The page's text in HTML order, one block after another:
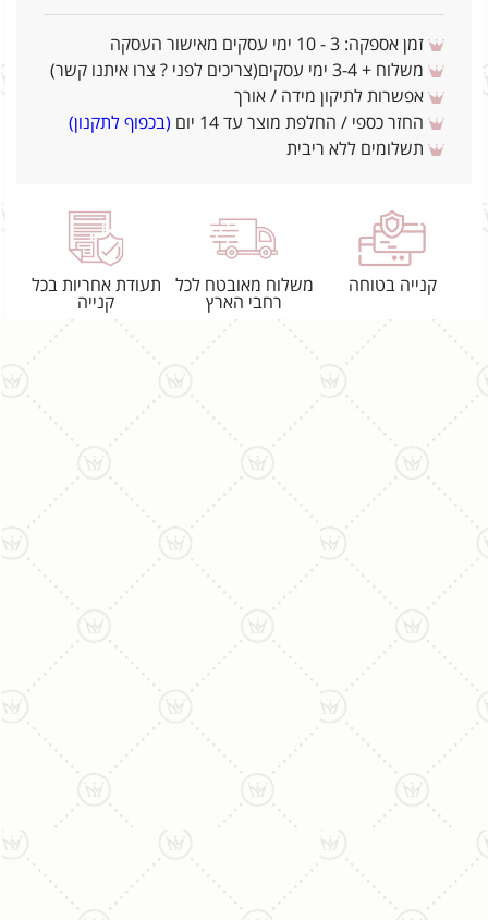
זמן אספקה: 3 - 10 ימי עסקים מאישור העסקה
משלוח + 3-4 ימי עסקים(צריכים לפני ? צרו איתנו קשר)
אפשרות לתיקון מידה / אורך
החזר כספי / החלפת מוצר עד 14 יום
(בכפוף לתקנון)
תשלומים ללא ריבית
קנייה בטוחה
משלוח מאובטח לכל
רחבי הארץ
תעודת אחריות בכל
קנייה